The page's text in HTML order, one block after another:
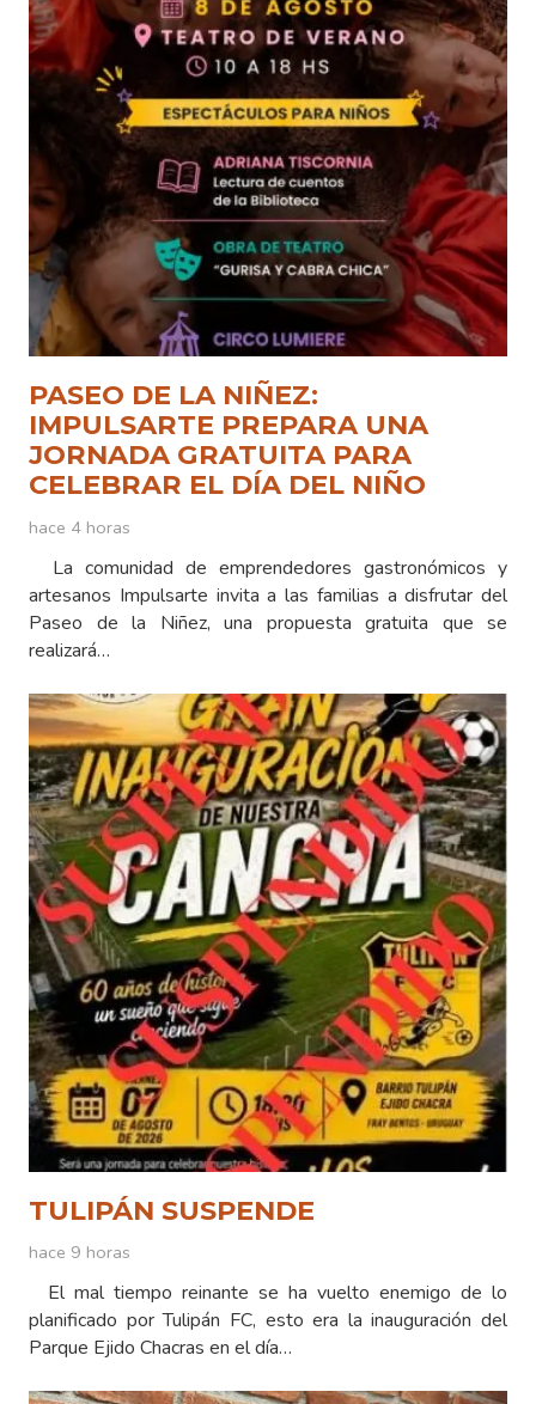
PASEO DE LA NIÑEZ:
IMPULSARTE PREPARA UNA
JORNADA GRATUITA PARA
CELEBRAR EL DÍA DEL NIÑO
hace 4 horas
La comunidad de emprendedores gastronómicos y
artesanos Impulsarte invita a las familias a disfrutar del
Paseo de la Niñez, una propuesta gratuita que se
realizará…
TULIPÁN SUSPENDE
hace 9 horas
El mal tiempo reinante se ha vuelto enemigo de lo
planificado por Tulipán FC, esto era la inauguración del
Parque Ejido Chacras en el día…